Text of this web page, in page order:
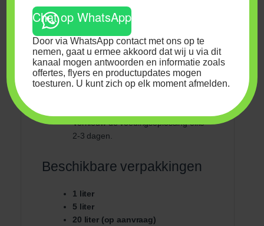
Gebruiksperiode:
week van de groei tot één week voor
de oogst. Spoelen is verplicht.
Mengbaarheid:Mengbaar met alle
veganistische Bionova-producten,
zoals Vegan PK 3-5, X-ceL, TML en
Vernieuw de voedingsoplossing elke
2-3 dagen.
Beschikbare verpakkingen
1 liter
5 liter
20 liter (op aanvraag)
Chat op WhatsApp
Door via WhatsApp contact met ons op te
nemen, gaat u ermee akkoord dat wij u via dit
kanaal mogen antwoorden en informatie zoals
offertes, flyers en productupdates mogen
toesturen. U kunt zich op elk moment afmelden.